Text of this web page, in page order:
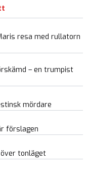
resa med rullatorn
– en trumpist
mördare
förslagen
tonläget